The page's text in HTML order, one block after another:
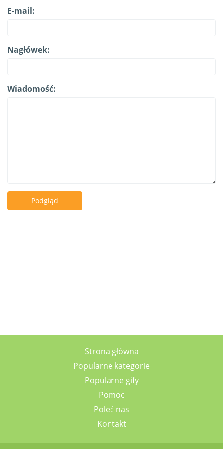
E-mail:
Nagłówek:
Wiadomość:
Podgląd
Strona główna
Popularne kategorie
Popularne gify
Pomoc
Poleć nas
Kontakt